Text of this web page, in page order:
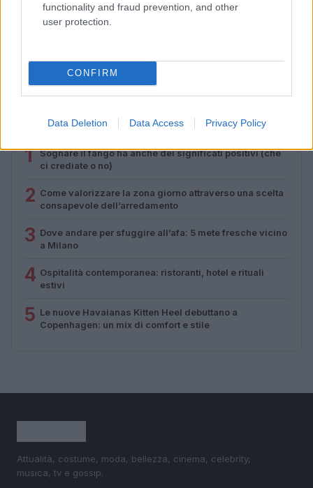
functionality and fraud prevention, and other
user protection.
CONFIRM
Data Deletion Data Access Privacy Policy
Beatrice Bonaventura · 9 Ago 2026
PIÙ LETTI
1
Sognare il fango ha anche dei significati positivi (che
ci crediate o no)
2 Come valorizzare la zona giorno attraverso una scelta
consapevole dell’arredamento
3 Dove andare per sfuggire all’afa: 5 mete fresche vicino
a Milano
4 Ospitalità contemporanea: ristoranti, hotel e rituali
estivi
5 Le nuove Havaianas Kitten Heel debuttano a
Copenhagen: un mix di comfort e stile
Attualità, costume, moda, bellezza, cinema, celebrity,
musica, tv e gossip.